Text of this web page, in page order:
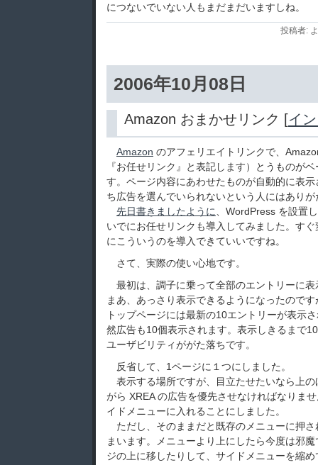
につないでいない人もまだまだいますしね。
投稿者:
2006年10月08日
Amazon おまかせリンク [イ
Amazon のアフェリエイトリンクで、
『お任せリンク』と表記します）とうものが
す。ページ内容にあわせたものが自動的に表
ち広告を選んでいられないという人にはあり
先日書きましたように
、WordPress を設置
いでにお任せリンクも導入してみました。す
にこういうのを導入できていいですね。
さて、実際の使い心地です。
最初は、調子に乗って全部のエントリーに
まあ、あっさり表示できるようになったので
トップページには最新の10エントリーが表示
然広告も10個表示されます。表示しきるまで
ユーザビリティががた落ちです。
反省して、1ページに１つにしました。
表示する場所ですが、目立たせたいなら上
がら XREA の広告を優先させなければなりま
イドメニューに入れることにしました。
ただし、そのままだと既存のメニューに押
まいます。メニューより上にしたら今度は邪
ジの上に移したりして、サイドメニューを縮